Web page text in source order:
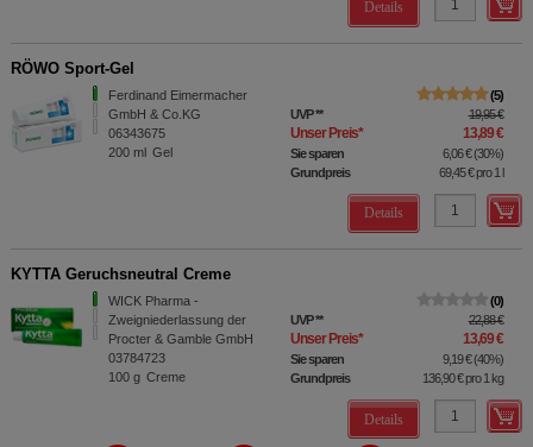
Details
RÖWO Sport-Gel
Ferdinand Eimermacher
GmbH & Co.KG
06343675
200 ml Gel
5
UVP** 19,95 €
Unser Preis* 13,89 €
Sie sparen 6,06 €(30%)
Grundpreis
69,45 €pro 1 l
Details
KYTTA Geruchsneutral Creme
WICK Pharma -
Zweigniederlassung der
Procter & Gamble GmbH
03784723
100 g Creme
0
UVP** 22,88 €
Unser Preis* 13,69 €
Sie sparen 9,19 €(40%)
Grundpreis
136,90 €pro 1 kg
Details